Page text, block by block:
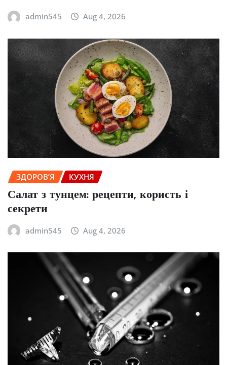
admin545 Aug 4, 2026
ЗДОРОВ’Я КУХНЯ
Салат з тунцем: рецепти, користь і
секрети
admin545 Aug 4, 2026